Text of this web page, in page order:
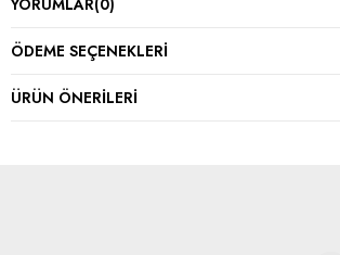
ÖDEME SEÇENEKLERI
ÜRÜN ÖNERILERI